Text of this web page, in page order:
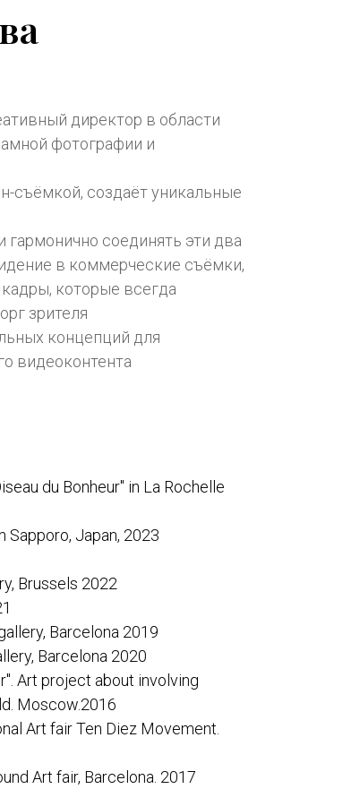
директор в области
фотографии и
съёмкой, создаёт уникальные
гармонично соединять эти два
в коммерческие съёмки,
которые всегда
зрителя
концепций для
видеоконтента
du Bonheur" in La Rochelle
Sapporo, Japan, 2023
Brussels 2022
Barcelona 2019
Barcelona 2020
Art project about involving
Moscow.2016
Art fair Ten Diez Movement.
Art fair, Barcelona. 2017